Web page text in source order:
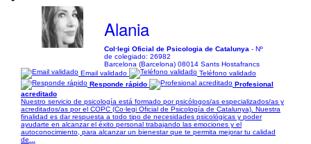
Alania
Col·legi Oficial de Psicologia de Catalunya - Nº
de colegiado: 26982
Barcelona (Barcelona) 08014 Sants Hostafrancs
Email validado
Teléfono validado
Responde rápido
Profesional
acreditado
Nuestro servicio de psicología está formado por psicólogos/as especializados/as y
acreditados/as por el COPC (Co·legi Oficial de Psicología de Catalunya). Nuestra
finalidad es dar respuesta a todo tipo de necesidades psicológicas y poder
ayudarte en alcanzar el éxito personal trabajando las emociones y el
autoconocimiento, para alcanzar un bienestar que te permita mejorar tu calidad
de...